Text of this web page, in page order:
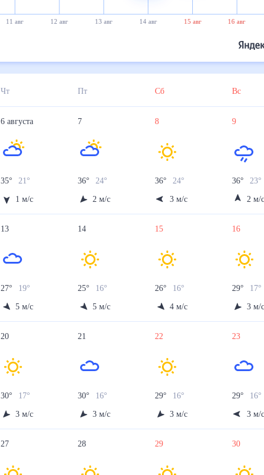
11 авг 12 авг 13 авг 14 авг 15 авг 16 авг
Чт Пт Сб Вс
6 августа
35° 21°
1 м/с
7
36° 24
2 м/с
8
36° 24
3 м/с
9
36° 23
2 м/
13
27° 19°
5 м/с
14
25° 16°
5 м/с
15
26° 16°
4 м/с
16
29° 17°
3 м/
20
30° 17°
3 м/с
21
30° 16°
3 м/с
22
29° 16°
3 м/с
23
29° 16°
3 м/
27 28 29 30